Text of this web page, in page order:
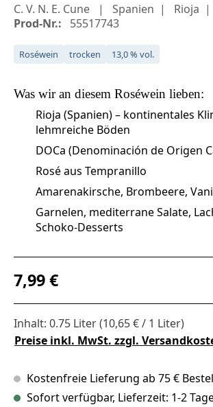
C. V. N. E. Cune Spanien
Rioja
Prod-Nr.:
55517743
Roséwein trocken 13,0 % vol.
Was wir an diesem Roséwein lieben:
Rioja (Spanien) – kontinentales
lehmreiche Böden
DOCa (Denominación de Origen
Rosé aus Tempranillo
Amarenakirsche, Brombeere,
Garnelen, mediterrane Salate,
Schoko-Desserts
Regulärer Preis:
7,99 €
Inhalt: 0.75 Liter(10,65 € / 1 Liter)
Preise inkl. MwSt. zzgl.
Kostenfreie Lieferung ab 75 €
Sofort verfügbar, Lieferzeit: 1-2